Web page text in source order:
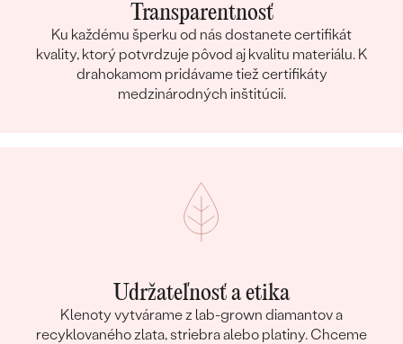
Transparentnosť
Ku každému šperku od nás dostanete certifikát
kvality, ktorý potvrdzuje pôvod aj kvalitu materiálu. K
drahokamom pridávame tiež certifikáty
medzinárodných inštitúcií.
Udržateľnosť a etika
Klenoty vytvárame z lab-grown diamantov a
recyklovaného zlata, striebra alebo platiny. Chceme